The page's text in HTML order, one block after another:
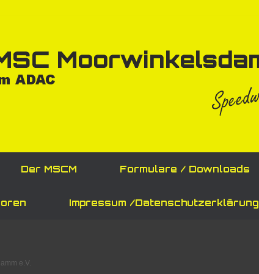
Der MSCM Formulare / Downloads
Impressum /Datenschutzerklärung
e.V.